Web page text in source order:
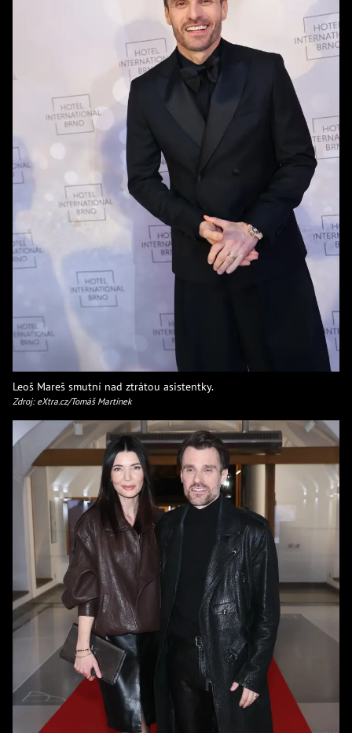
Leoš Mareš smutní nad ztrátou asistentky.
Zdroj: eXtra.cz/Tomáš Martínek